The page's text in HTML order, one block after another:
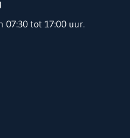
07:30 tot 17:00 uur.